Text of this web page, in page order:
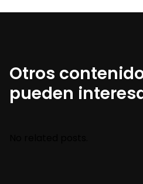
Otros
pueden